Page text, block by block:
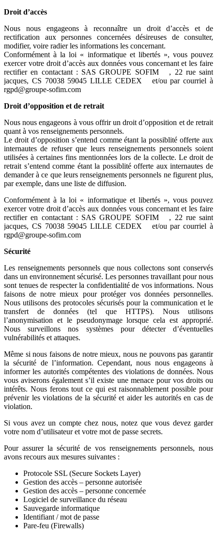
Droit d’accès
Nous nous engageons à reconnaître un droit d’accès et de
rectification aux personnes concernées désireuses de consulter,
modifier, voire radier les informations les concernant.
Conformément à la loi « informatique et libertés », vous pouvez
exercer votre droit d’accès aux données vous concernant et les faire
rectifier en contactant : SAS GROUPE SOFIM , 22 rue saint
jacques, CS 70038 59045 LILLE CEDEX et/ou par courriel à
rgpd@groupe-sofim.com
Droit d’opposition et de retrait
Nous nous engageons à vous offrir un droit d’opposition et de retrait
quant à vos renseignements personnels.
Le droit d’opposition s’entend comme étant la possiblité offerte aux
internautes de refuser que leurs renseignements personnels soient
utilisées à certaines fins mentionnées lors de la collecte. Le droit de
retrait s’entend comme étant la possiblité offerte aux internautes de
demander à ce que leurs renseignements personnels ne figurent plus,
par exemple, dans une liste de diffusion.
Conformément à la loi « informatique et libertés », vous pouvez
exercer votre droit d’accès aux données vous concernant et les faire
rectifier en contactant : SAS GROUPE SOFIM , 22 rue saint
jacques, CS 70038 59045 LILLE CEDEX et/ou par courriel à
rgpd@groupe-sofim.com
Sécurité
Les renseignements personnels que nous collectons sont conservés
dans un environnement sécurisé. Les personnes travaillant pour nous
sont tenues de respecter la confidentialité de vos informations. Nous
faisons de notre mieux pour protéger vos données personnelles.
Nous utilisons des protocoles sécurisés pour la communication et le
transfert de données (tel que HTTPS). Nous utilisons
l’anonymisation et le pseudonymage lorsque cela est approprié.
Nous surveillons nos systèmes pour détecter d’éventuelles
vulnérabilités et attaques.
Même si nous faisons de notre mieux, nous ne pouvons pas garantir
la sécurité de l’information. Cependant, nous nous engageons à
informer les autorités compétentes des violations de données. Nous
vous aviserons également s’il existe une menace pour vos droits ou
intérêts. Nous ferons tout ce qui est raisonnablement possible pour
prévenir les violations de la sécurité et aider les autorités en cas de
violation.
Si vous avez un compte chez nous, notez que vous devez garder
votre nom d’utilisateur et votre mot de passe secrets.
Pour assurer la sécurité de vos renseignements personnels, nous
avons recours aux mesures suivantes :
Protocole SSL (Secure Sockets Layer)
Gestion des accès – personne autorisée
Gestion des accès – personne concernée
Logiciel de surveillance du réseau
Sauvegarde informatique
Identifiant / mot de passe
Pare-feu (Firewalls)